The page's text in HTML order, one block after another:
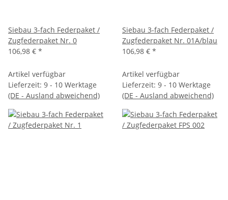
Siebau 3-fach Federpaket /
Zugfederpaket Nr. 0
106,98 € *
Artikel verfügbar
Lieferzeit: 9 - 10 Werktage
(DE - Ausland abweichend)
Siebau 3-fach Federpaket /
Zugfederpaket Nr. 01A/blau
106,98 € *
Artikel verfügbar
Lieferzeit: 9 - 10 Werktage
(DE - Ausland abweichend)